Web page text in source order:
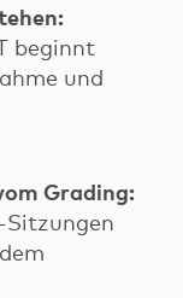
beginnt
und
Grading:
Sitzungen